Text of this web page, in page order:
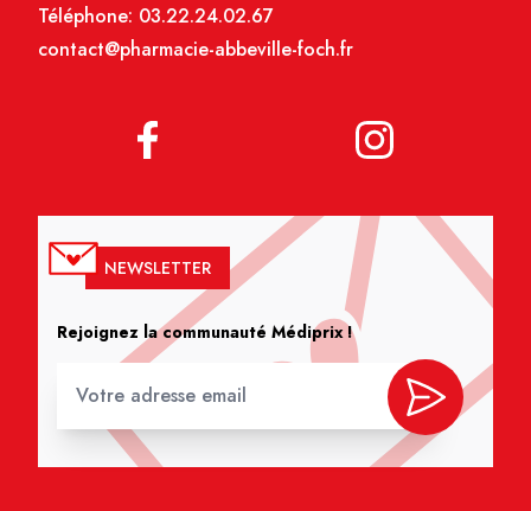
Téléphone: 03.22.24.02.67
contact@pharmacie-abbeville-foch.fr
NEWSLETTER
Rejoignez la communauté Médiprix !